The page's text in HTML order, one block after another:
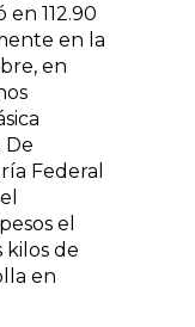
112.90
en la
en
De
Federal
el
kilos de
en